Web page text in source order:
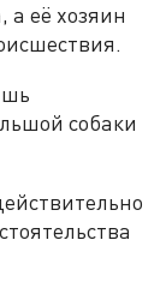
её хозяин
собаки